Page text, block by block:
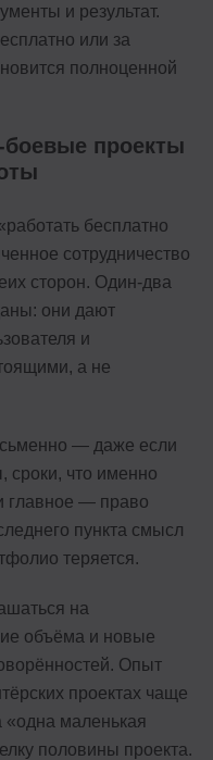
и результат.
или за
полноценной
боевые проекты
бесплатно
сотрудничество
сторон. Один-два
они дают
и
а не
— даже если
сроки, что именно
главное — право
пункта смысл
теряется.
на
объёма и новые
Опыт
проектах чаще
«одна маленькая
половины проекта.